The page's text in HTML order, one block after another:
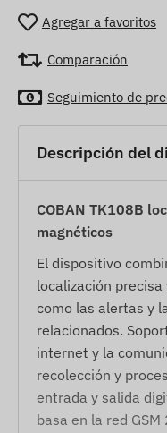
Agregar a favoritos
Comparación
Seguimiento de
Descripción del
COBAN TK108B
magnéticos
El dispositivo
localización
como las alertas y
relacionados.
internet y la
recolección y
entrada y salida
basa en la red